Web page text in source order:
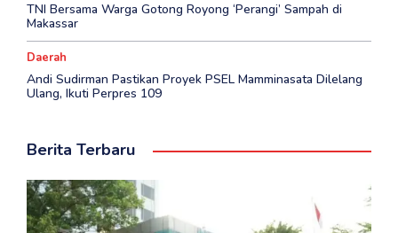
TNI Bersama Warga Gotong Royong ‘Perangi’ Sampah di
Makassar
Daerah
Andi Sudirman Pastikan Proyek PSEL Mamminasata Dilelang
Ulang, Ikuti Perpres 109
Berita Terbaru